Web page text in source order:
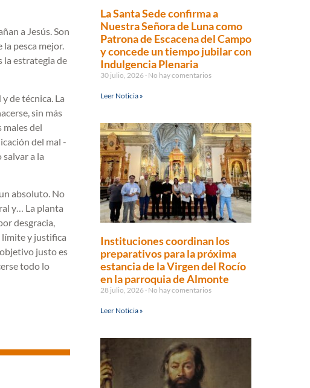
a Jesús. Son
la pesca mejor.
la estrategia de
de técnica. La
sin más
del
del mal -
a la
absoluto. No
y… La planta
desgracia,
límite y justifica
justo es
todo lo
La Santa Sede confirma a
Nuestra Señora de Luna como
Patrona de Escacena del Campo
y concede un tiempo jubilar con
Indulgencia Plenaria
30 julio, 2026 No hay comentarios
Leer Noticia »
Instituciones coordinan los
preparativos para la próxima
estancia de la Virgen del Rocío
en la parroquia de Almonte
28 julio, 2026 No hay comentarios
Leer Noticia »